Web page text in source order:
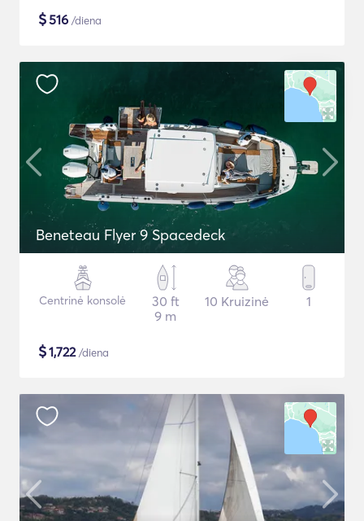
$516 /diena
Beneteau Flyer 9 Spacedeck
Centrinė konsolė
30 ft
9 m
10 Kruizinė 1
$1,722/diena